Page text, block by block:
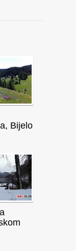
Bijelo